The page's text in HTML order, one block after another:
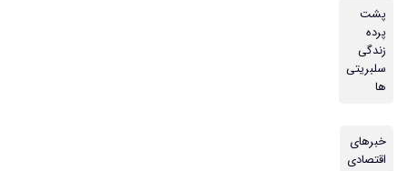
پشت
پرده
زندگی
سلبریتی
ها
خبرهای
اقتصادی